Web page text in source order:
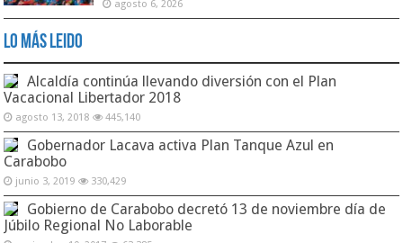
agosto 6, 2026
Lo Más Leido
Alcaldía continúa llevando diversión con el Plan
Vacacional Libertador 2018
agosto 13, 2018 445,140
Gobernador Lacava activa Plan Tanque Azul en
Carabobo
junio 3, 2019 330,429
Gobierno de Carabobo decretó 13 de noviembre día de
Júbilo Regional No Laborable